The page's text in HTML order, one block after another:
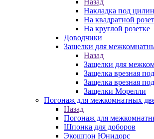
Назад
Накладка под
На квадратной
На круглой розетке
Доводчики
Защелки для
Назад
Защелки для
Защелка врезная
Защелка врезная
Защелки Морелли
Погонаж для межкомнатных
Назад
Погонаж для
Шпонка для доборов
Экошпон Юнидорс